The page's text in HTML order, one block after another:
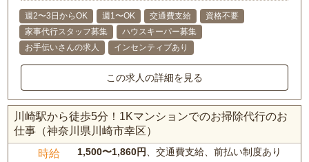
週2〜3日からOK 週1〜OK 交通費支給
資格不要
家事代行スタッフ募集
ハウスキーパー募集
お手伝いさんの求人
インセンティブあり
この求人の詳細を見る
川崎駅から徒歩5分！1Kマンションでのお掃除代行のお
仕事（神奈川県川崎市幸区）
時給 1,500〜1,860円 、交通費支給、前払い制度あり